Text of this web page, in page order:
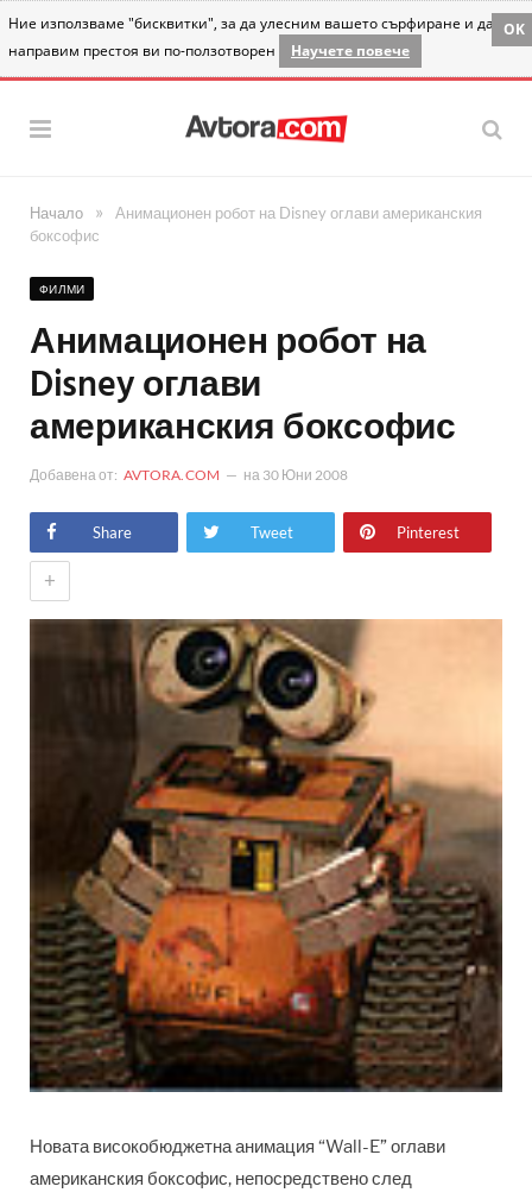
Ние използваме "бисквитки", за да улесним вашето сърфиране и да
направим престоя ви по-ползотворен
Научете повече
OK
Начало »
Анимационен робот на Disney оглави американския
боксофис
ФИЛМИ
Анимационен робот на
Disney оглави
американския боксофис
Добавена от: AVTORA.COM на 30 Юни 2008
Share Tweet Pinterest
+
Новата високобюджетна анимация “Wall-E” оглави
американския боксофис, непосредствено след